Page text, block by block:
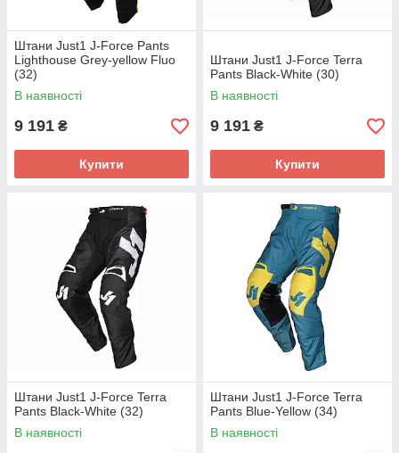
Штани Just1 J-Force Pants
Lighthouse Grey-yellow Fluo
(32)
В наявності
9 191 ₴
Купити
Штани Just1 J-Force Terra
Pants Black-White (30)
В наявності
9 191 ₴
Купити
Штани Just1 J-Force Terra
Pants Black-White (32)
В наявності
Штани Just1 J-Force Terra
Pants Blue-Yellow (34)
В наявності